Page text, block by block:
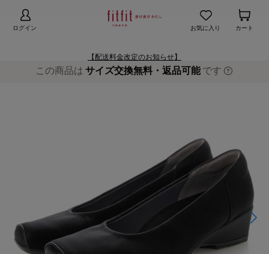
ログイン お気に入り カート
【配送料金改定のお知らせ】
この商品は サイズ交換無料・返品可能です